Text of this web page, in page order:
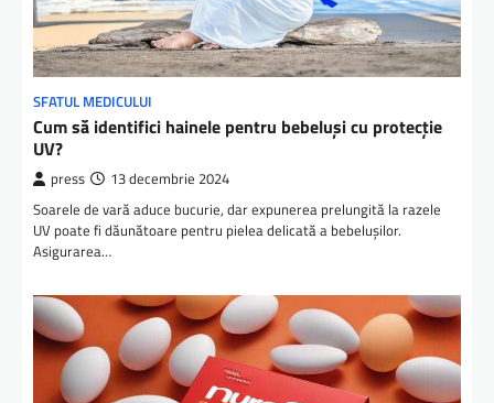
SFATUL MEDICULUI
Cum să identifici hainele pentru bebeluși cu protecție
UV?
press 13 decembrie 2024
Soarele de vară aduce bucurie, dar expunerea prelungită la razele
UV poate fi dăunătoare pentru pielea delicată a bebelușilor.
Asigurarea…